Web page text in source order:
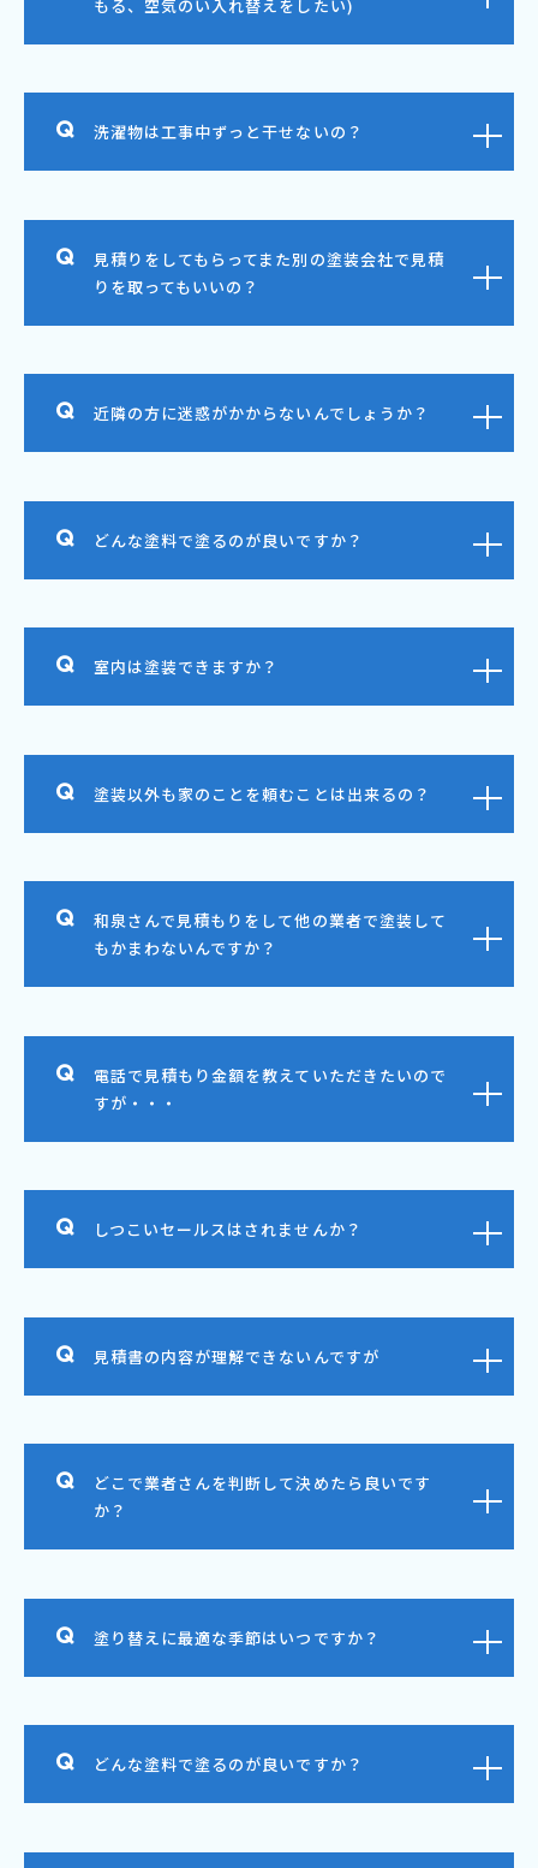
もる、空気のい入れ替えをしたい)
洗濯物は工事中ずっと干せないの？
見積りをしてもらってまた別の塗装会社で見積
りを取ってもいいの？
近隣の方に迷惑がかからないんでしょうか？
どんな塗料で塗るのが良いですか？
室内は塗装できますか？
塗装以外も家のことを頼むことは出来るの？
和泉さんで見積もりをして他の業者で塗装して
もかまわないんですか？
電話で見積もり金額を教えていただきたいので
すが・・・
しつこいセールスはされませんか？
見積書の内容が理解できないんですが
どこで業者さんを判断して決めたら良いです
か？
塗り替えに最適な季節はいつですか？
どんな塗料で塗るのが良いですか？